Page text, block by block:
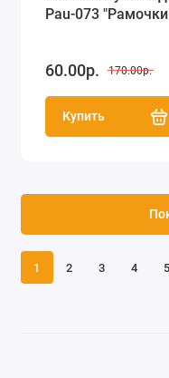
Pau-073
60.00р. 170.00р.
Купить
1 2 3 4 5